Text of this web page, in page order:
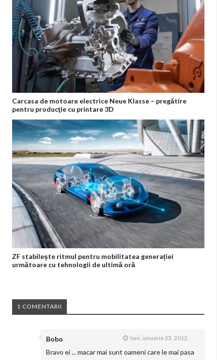
Carcasa de motoare electrice Neue Klasse – pregătire
pentru producţie cu printare 3D
ZF stabilește ritmul pentru mobilitatea generației
următoare cu tehnologii de ultimă oră
1 COMENTARII
Bobo luni, ianuarie 23, 2012
Bravo ei ... macar mai sunt oameni care le mai pasa